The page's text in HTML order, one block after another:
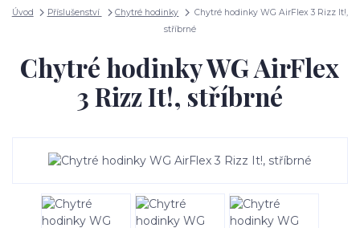
Úvod Příslušenství Chytré hodinky
Chytré hodinky WG AirFlex 3 Rizz It!,
stříbrné
Chytré hodinky WG AirFlex
3 Rizz It!, stříbrné